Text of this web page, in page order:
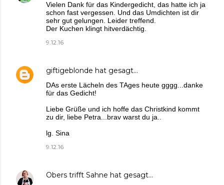
Vielen Dank für das Kindergedicht, das hatte ich ja
schon fast vergessen. Und das Umdichten ist dir
sehr gut gelungen. Leider treffend.
Der Kuchen klingt hitverdächtig.
9.12.16
giftigeblonde hat gesagt…
DAs erste Lächeln des TAges heute gggg...danke
für das Gedicht!
Liebe Grüße und ich hoffe das Christkind kommt
zu dir, liebe Petra...brav warst du ja..
lg. Sina
9.12.16
Obers trifft Sahne hat gesagt…